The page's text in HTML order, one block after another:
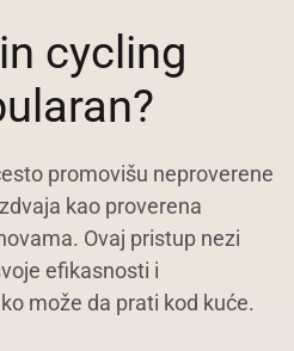
cycling
promovišu neproverene
kao proverena
Ovaj pristup nezi
efikasnosti i
može da prati kod kuće.